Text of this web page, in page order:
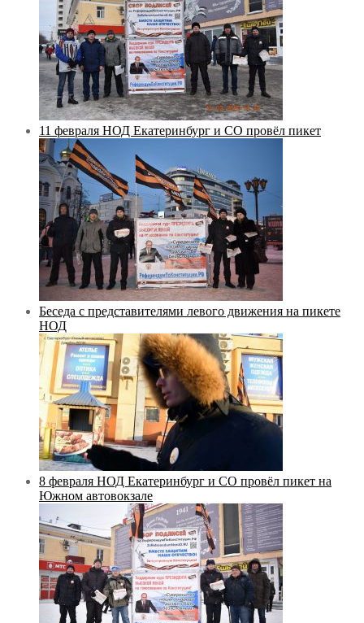
11 февраля НОД Екатеринбург и СО провёл пикет
Беседа с представителями левого движения на пикете
НОД
8 февраля НОД Екатеринбург и СО провёл пикет на
Южном автовокзале